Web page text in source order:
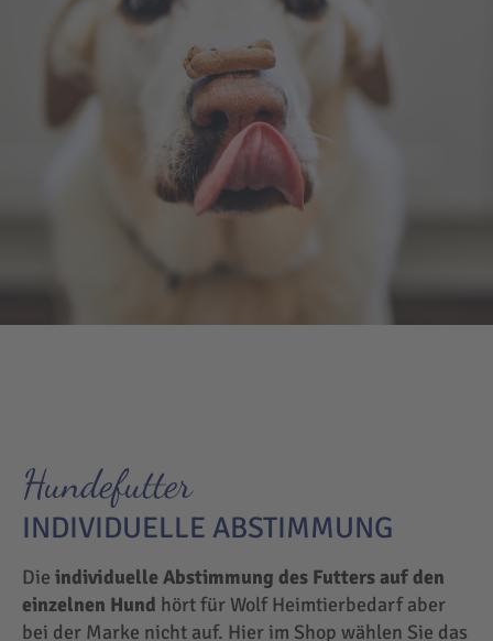
Hundefutter
INDIVIDUELLE ABSTIMMUNG
Die individuelle Abstimmung des Futters auf den
einzelnen Hund hört für Wolf Heimtierbedarf aber
bei der Marke nicht auf. Hier im Shop wählen Sie das